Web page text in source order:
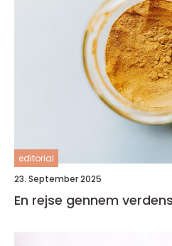
editorial
23. September 2025
En rejse gennem